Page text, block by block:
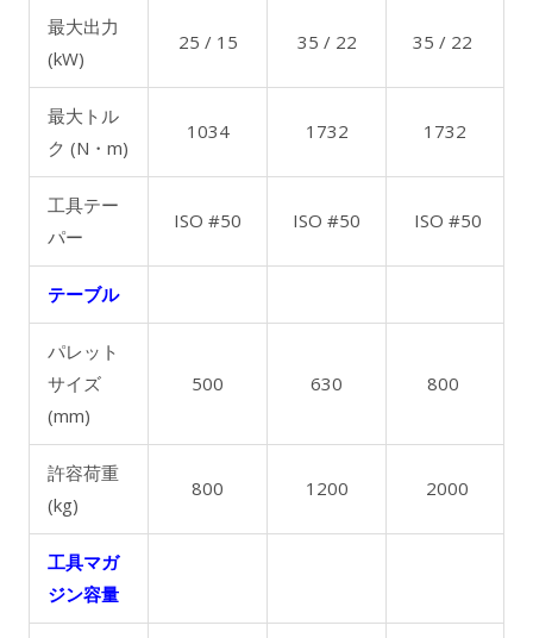
最大出力
(kW)
25 / 15 35 / 22 35 / 22
最大トル
ク (N・m)
1034 1732 1732
工具テー
パー
ISO #50 ISO #50 ISO #50
テーブル
パレット
サイズ
(mm)
500 630 800
許容荷重
(kg)
800 1200 2000
工具マガ
ジン容量